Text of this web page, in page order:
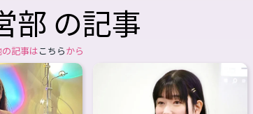
部 の記事
記事はこちらから